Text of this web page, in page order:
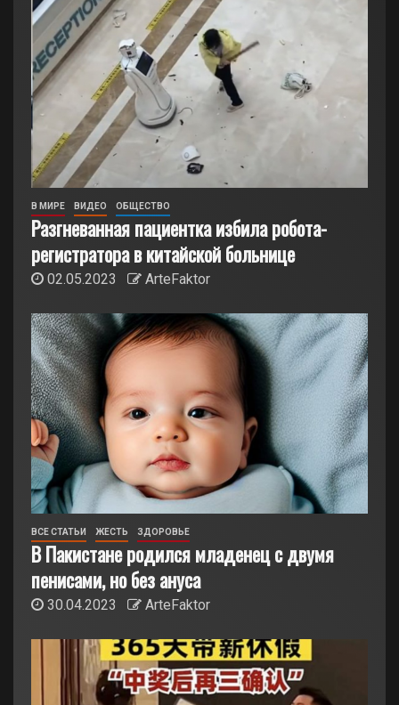
В МИРЕ ВИДЕО ОБЩЕСТВО
Разгневанная пациентка избила робота-
регистратора в китайской больнице
02.05.2023 ArteFaktor
ВСЕ СТАТЬИ ЖЕСТЬ ЗДОРОВЬЕ
В Пакистане родился младенец с двумя
пенисами, но без ануса
30.04.2023 ArteFaktor